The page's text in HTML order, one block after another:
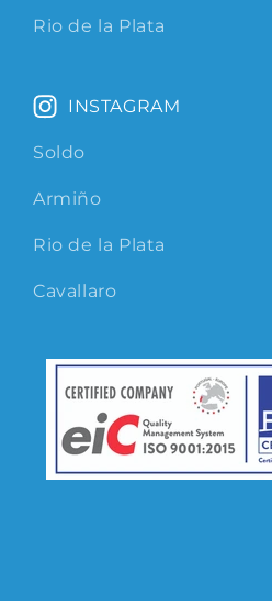
Rio de la Plata
INSTAGRAM
Soldo
Armiño
Rio de la Plata
Cavallaro